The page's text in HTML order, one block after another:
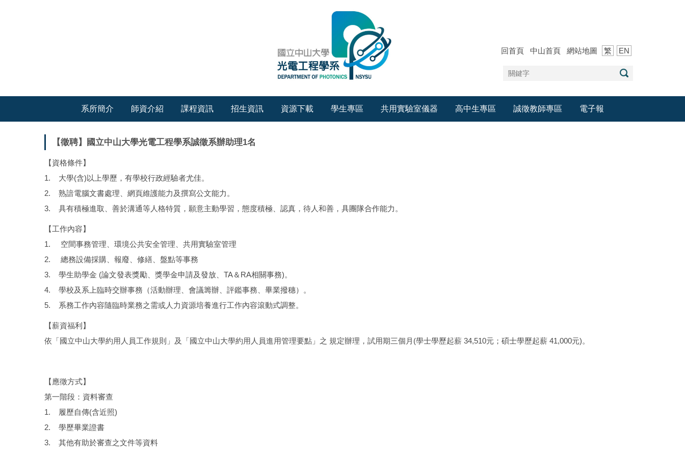
回首頁 中山首頁 網站地圖 繁 EN
系所簡介 師資介紹 課程資訊 招生資訊 資源下載 學生專區 共用實驗室儀器 高中生專區 誠徵教師專區 電子報
【徵聘】國立中山大學光電工程學系誠徵系辦助理1名
【資格條件】
1. 大學(含)以上學歷，有學校行政經驗者尤佳。
2. 熟諳電腦文書處理、網頁維護能力及撰寫公文能力。
3. 具有積極進取、善於溝通等人格特質，願意主動學習，態度積極、認真，待人和善，具團隊合作能力。
【工作內容】
1. 空間事務管理、環境公共安全管理、共用實驗室管理
2. 總務設備採購、報廢、修繕、盤點等事務
3. 學生助學金 (論文發表獎勵、獎學金申請及發放、TA＆RA相關事務)。
4. 學校及系上臨時交辦事務（活動辦理、會議籌辦、評鑑事務、畢業撥穗）。
5. 系務工作內容隨臨時業務之需或人力資源培養進行工作內容滾動式調整。
【薪資福利】
依「國立中山大學約用人員工作規則」及「國立中山大學約用人員進用管理要點」之 規定辦理，試用期三個月(學士學歷起薪 34,510元；碩士學歷起薪 41,000元)。
【應徵方式】
第一階段：資料審查
1. 履歷自傳(含近照)
2. 學歷畢業證書
3. 其他有助於審查之文件等資料